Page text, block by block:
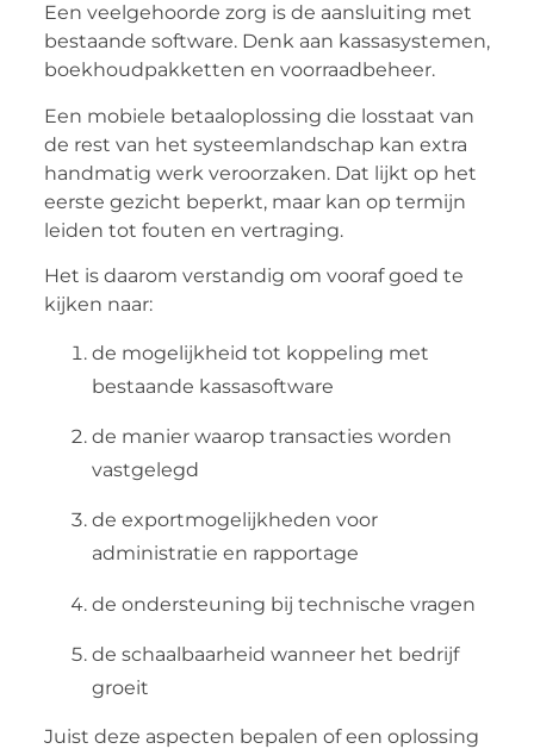
Een veelgehoorde zorg is de aansluiting met
bestaande software. Denk aan kassasystemen,
boekhoudpakketten en voorraadbeheer.
Een mobiele betaaloplossing die losstaat van
de rest van het systeemlandschap kan extra
handmatig werk veroorzaken. Dat lijkt op het
eerste gezicht beperkt, maar kan op termijn
leiden tot fouten en vertraging.
Het is daarom verstandig om vooraf goed te
kijken naar:
de mogelijkheid tot koppeling met
bestaande kassasoftware
de manier waarop transacties worden
vastgelegd
de exportmogelijkheden voor
administratie en rapportage
de ondersteuning bij technische vragen
de schaalbaarheid wanneer het bedrijf
groeit
Juist deze aspecten bepalen of een oplossing